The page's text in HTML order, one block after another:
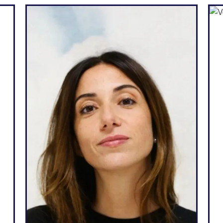
"Weglot is geweldig, omdat
het overeenkomt met mijn
behoeften en met wat ik mijn
klanten kan beloven: een
gemakkelijke manier om
meertalig te worden, totale
zelfstandigheid over hun
website, meer leads en de
mogelijkheid om dat allemaal